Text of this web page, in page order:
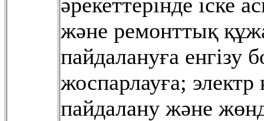
жəне ремонттық
пайдалануға
жоспарлауға;
пайдалану жəне